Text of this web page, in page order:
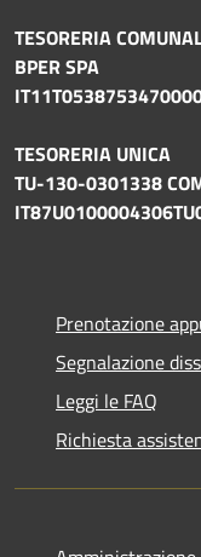
TESORERIA
BPER SPA
TESORERIA UNICA
TU-130-0301338
Prenotazione
Segnalazione
Leggi le FAQ
Richiesta